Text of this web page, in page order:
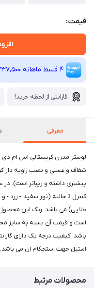
قیمت:
4 قسط ماهانه 3,237,500 تومانی با اسنپ ‌پی! (بدون کارمزد)
گارانتی از لحظه خرید!
معرفی
شفاف و عسلی و نصب زاویه دار
بیشتری داشته و زیباتر است). در
طلایی) می باشد. رنگ این
باشد. کیفیت درجه یک دارای
استیل جهت استجکام ان می باشد.
محصولات مرتبط